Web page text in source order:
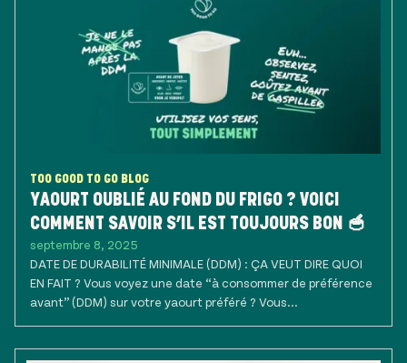
TOO GOOD TO GO BLOG
YAOURT OUBLIÉ AU FOND DU FRIGO ? VOICI
COMMENT SAVOIR S’IL EST TOUJOURS BON 🥣
septembre 8, 2025
DATE DE DURABILITÉ MINIMALE (DDM) : ÇA VEUT DIRE QUOI
EN FAIT ? Vous voyez une date “à consommer de préférence
avant” (DDM) sur votre yaourt préféré ? Vous...